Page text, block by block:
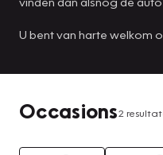
U bent van harte welkom
Occasions2